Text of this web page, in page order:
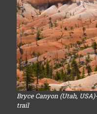
Bryce Canyon (Utah,
trail